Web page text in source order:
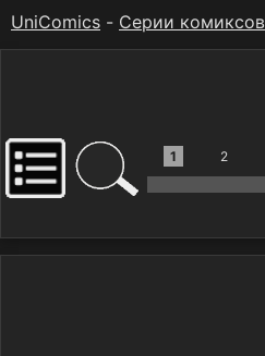
UniComics - Серии комиксов
1 2